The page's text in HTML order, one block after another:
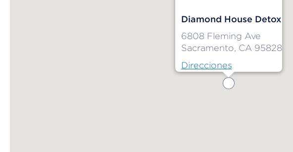
Diamond House Detox
6808 Fleming Ave
Sacramento, CA 95828
Direcciones